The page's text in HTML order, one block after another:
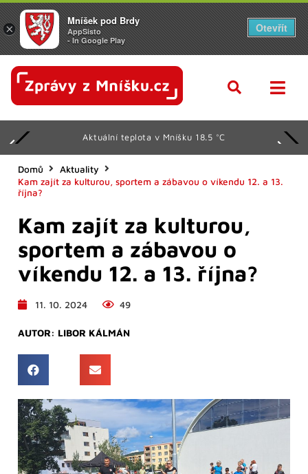
Aktuální teplota v Mníšku 18.5 °C
Domů
Aktuality
Kam zajít za kulturou, sportem a zábavou o víkendu 12. a 13.
října?
Kam zajít za kulturou,
sportem a zábavou o
víkendu 12. a 13. října?
11. 10. 2024 49
AUTOR: LIBOR KÁLMÁN
×
Mníšek pod Brdy
AppSisto
- In Google Play
Otevřít